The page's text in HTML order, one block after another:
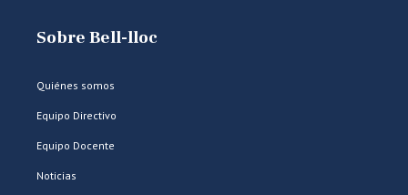
Sobre Bell-lloc
Quiénes somos
Equipo Directivo
Equipo Docente
Noticias